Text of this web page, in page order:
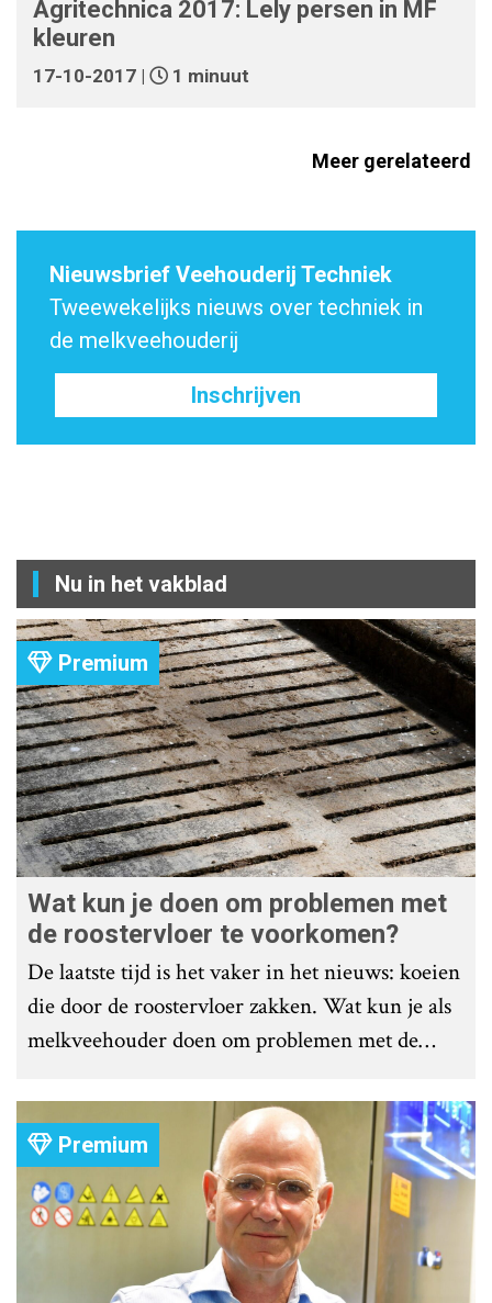
Agritechnica 2017: Lely persen in MF
kleuren
17-10-2017 | 1 minuut
Meer gerelateerd
Nieuwsbrief Veehouderij Techniek
Tweewekelijks nieuws over techniek in
de melkveehouderij
Inschrijven
Nu in het vakblad
Premium
Wat kun je doen om problemen met
de roostervloer te voorkomen?
De laatste tijd is het vaker in het nieuws: koeien
die door de roostervloer zakken. Wat kun je als
melkveehouder doen om problemen met de
Premium